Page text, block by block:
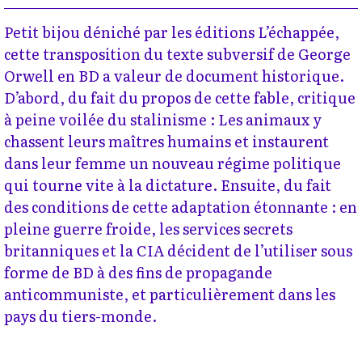
Petit bijou déniché par les éditions L’échappée,
cette transposition du texte subversif de George
Orwell en BD a valeur de document historique.
D’abord, du fait du propos de cette fable, critique
à peine voilée du stalinisme : Les animaux y
chassent leurs maîtres humains et instaurent
dans leur femme un nouveau régime politique
qui tourne vite à la dictature. Ensuite, du fait
des conditions de cette adaptation étonnante : en
pleine guerre froide, les services secrets
britanniques et la CIA décident de l’utiliser sous
forme de BD à des fins de propagande
anticommuniste, et particulièrement dans les
pays du tiers-monde.